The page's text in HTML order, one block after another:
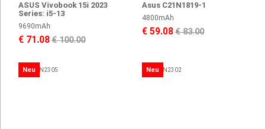
ASUS Vivobook 15i 2023
Series: i5-13
9690mAh
€ 71.08€ 100.00
Asus C21N1819-1
4800mAh
€ 59.08€ 83.00
Neu Neu